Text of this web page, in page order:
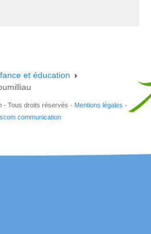
et éducation
- Tous droits réservés - Mentions légales -
scom communication